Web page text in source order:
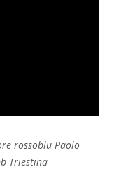
rossoblu Paolo
Triestina